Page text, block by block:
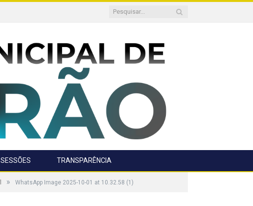
SESSÕES TRANSPARÊNCIA
» WhatsApp Image 2025-10-01 at 10.32.58 (1)